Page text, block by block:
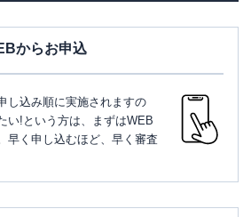
からお申込
し込み順に実施されますの
い!という方は、まずはWEB
早く申し込むほど、早く審査